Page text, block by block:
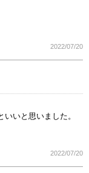
2022/07/20
いと思いました。
2022/07/20